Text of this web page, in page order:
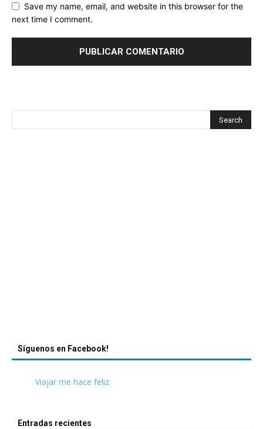
Save my name, email, and website in this browser for the
next time I comment.
Síguenos en Facebook!
Viajar me hace feliz
Entradas recientes